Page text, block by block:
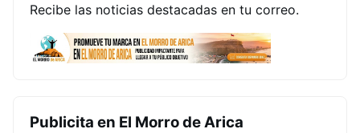
Recibe las noticias destacadas en tu correo.
Publicita en El Morro de Arica